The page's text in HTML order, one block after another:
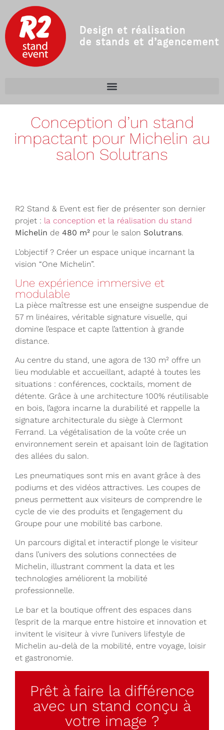
Conception d’un stand
impactant pour Michelin au
salon Solutrans
R2 Stand & Event est fier de présenter son dernier
projet : la conception et la réalisation du stand
Michelin de 480 m² pour le salon Solutrans.
L’objectif ? Créer un espace unique incarnant la
vision “One Michelin”.
Une expérience immersive et
modulable
La pièce maîtresse est une enseigne suspendue de
57 m linéaires, véritable signature visuelle, qui
domine l’espace et capte l’attention à grande
distance.
Au centre du stand, une agora de 130 m² offre un
lieu modulable et accueillant, adapté à toutes les
situations : conférences, cocktails, moment de
détente. Grâce à une architecture 100% réutilisable
en bois, l’agora incarne la durabilité et rappelle la
signature architecturale du siège à Clermont
Ferrand. La végétalisation de la voûte crée un
environnement serein et apaisant loin de l’agitation
des allées du salon.
Les pneumatiques sont mis en avant grâce à des
podiums et des vidéos attractives. Les coupes de
pneus permettent aux visiteurs de comprendre le
cycle de vie des produits et l’engagement du
Groupe pour une mobilité bas carbone.
Un parcours digital et interactif plonge le visiteur
dans l’univers des solutions connectées de
Michelin, illustrant comment la data et les
technologies améliorent la mobilité
professionnelle.
Le bar et la boutique offrent des espaces dans
l’esprit de la marque entre histoire et innovation et
invitent le visiteur à vivre l’univers lifestyle de
Michelin au-delà de la mobilité, entre voyage, loisir
et gastronomie.
Prêt à faire la différence
avec un stand conçu à
votre image ?